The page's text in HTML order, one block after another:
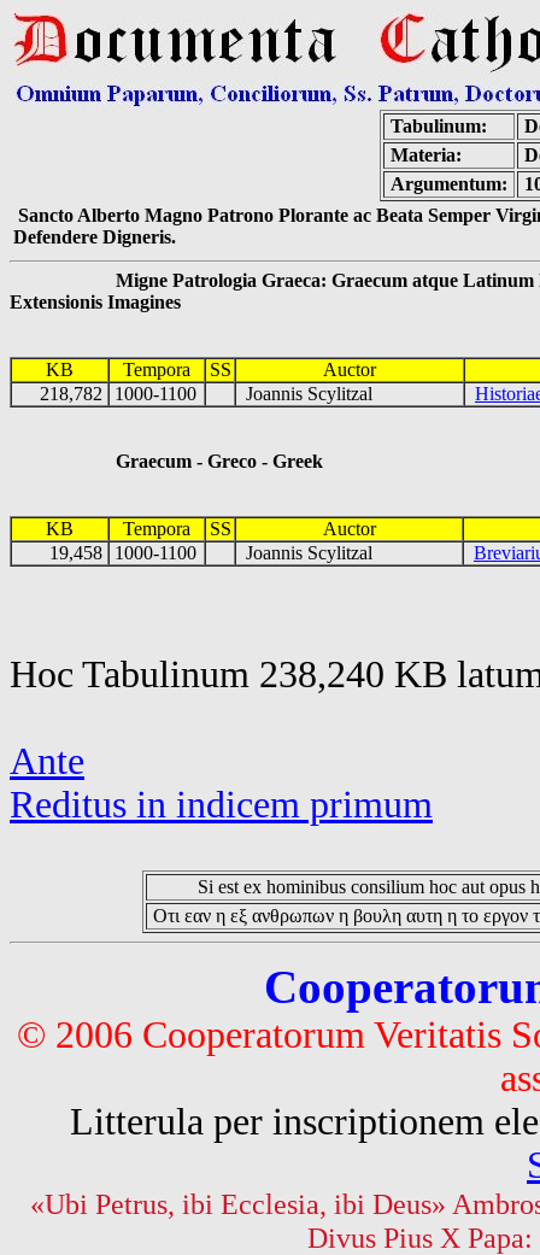
Tabulinum:
Materia:
Argumentum:
Sancto Alberto Magno Patrono Plorante ac Beata Semper
Defendere Digneris.
Migne Patrologia Graeca: Graecum atque Latinum
Extensionis Imagines
KB Tempora SS
Auctor
218,782
1000-1100 Joannis Scylitzal
Graecum - Greco - Greek
KB Tempora SS
Auctor
19,458
1000-1100 Joannis Scylitzal
Hoc Tabulinum 238,240 KB
Ante
Reditus in indicem primum
Si est ex hominibus consilium hoc aut opus
Οτι εαν η εξ ανθρωπων η βουλη αυτη η το εργον
© 2006 Cooperatorum Veritatis
Litterula per inscriptionem
«Ubi Petrus, ibi Ecclesia, ibi Deus»
Divus Pius X Papa: